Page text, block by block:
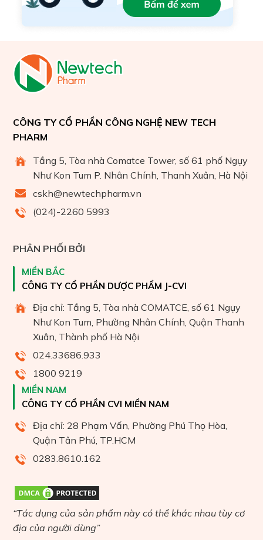
CÔNG TY CỔ PHẦN CÔNG NGHỆ NEW TECH
PHARM
Tầng 5, Tòa nhà Comatce Tower, số 61 phố Ngụy
Như Kon Tum P. Nhân Chính, Thanh Xuân, Hà Nội
cskh@newtechpharm.vn
(024)-2260 5993
PHÂN PHỐI BỞI
MIỀN BẮC
CÔNG TY CỔ PHẦN DƯỢC PHẨM J-CVI
Địa chỉ: Tầng 5, Tòa nhà COMATCE, số 61 Ngụy
Như Kon Tum, Phường Nhân Chính, Quận Thanh
Xuân, Thành phố Hà Nội
024.33686.933
1800 9219
MIỀN NAM
CÔNG TY CỔ PHẦN CVI MIỀN NAM
Địa chỉ: 28 Phạm Vấn, Phường Phú Thọ Hòa,
Quận Tân Phú, TP.HCM
0283.8610.162
“Tác dụng của sản phẩm này có thể khác nhau tùy cơ
địa của người dùng”